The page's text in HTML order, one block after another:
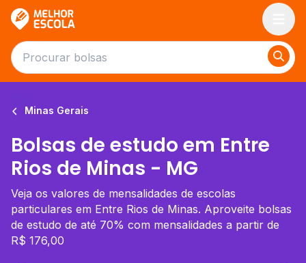
Minas Gerais
Bolsas de estudo em Entre
Rios de Minas - MG
Veja os valores de mensalidades de escolas
particulares em Entre Rios de Minas. Aproveite bolsas
de estudo de até 70% com mensalidades a partir de
R$ 176,00